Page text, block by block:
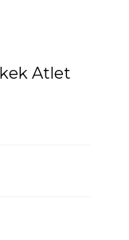
Atlet